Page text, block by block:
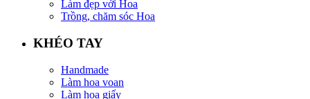
Làm đẹp với Hoa
Trồng, chăm sóc Hoa
KHÉO TAY
Handmade
Làm hoa voan
Làm hoa giấy